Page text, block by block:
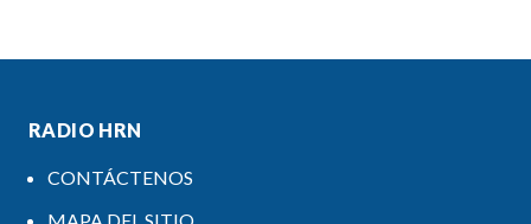
RADIO HRN
CONTÁCTENOS